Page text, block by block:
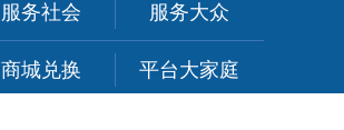
服务社会 服务大众
商城兑换 平台大家庭